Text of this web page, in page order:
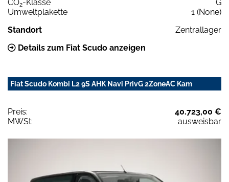
CO2-Klasse
G
Umweltplakette
1 (None)
Standort
Zentrallager
Details zum Fiat Scudo anzeigen
Fiat Scudo Kombi L2 9S AHK Navi PrivG 2ZoneAC Kam
Preis:
40.723,00 €
MWSt:
ausweisbar